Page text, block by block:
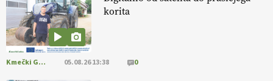
[EKOloško = LOGIČNO
prilagojene sorte
so temelj uspešne ekološke pridelave.
https://t.co/OQSsax7l8V @EUAgri #IMCAP #CAP
https://t.co/PAL0zlhVia
korita
Kmečki Glas 05.08.26 13:38 0